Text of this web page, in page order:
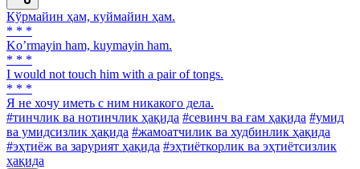
Кўрмайин ҳам, куймайин ҳам.
* * *
Koʼrmayin ham, kuymayin ham.
* * *
I would not touch him with a pair of tongs.
* * *
Я не хочу иметь с ним никакого дела.
#тинчлик ва нотинчлик ҳақида #севинч ва ғам ҳақида #умид
ва умидсизлик ҳақида #жамоатчилик ва худбинлик ҳақида
#эҳтиёж ва зарурият ҳақида #эҳтиёткорлик ва эҳтиётсизлик
ҳақида